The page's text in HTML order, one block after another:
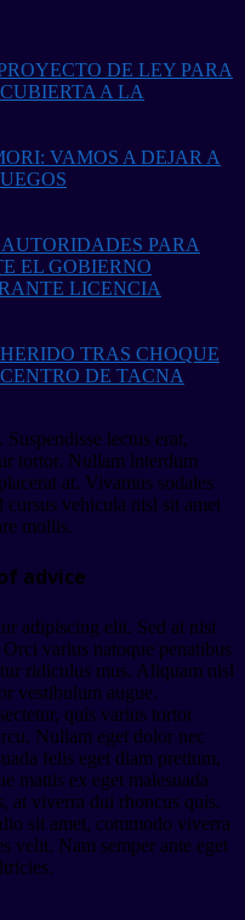
DE LEY PARA
A LA
VAMOS A DEJAR A
PARA
EL GOBIERNO
LICENCIA
TRAS CHOQUE
DE TACNA
lectus erat,
tortor. Nullam interdum
at. Vivamus sodales
vehicula nisl sit amet
mollis.
advice
adipiscing elit. Sed at nisi
varius natoque penatibus
ridiculus mus. Aliquam nisl
vestibulum augue.
quis varius tortor
Nullam eget dolor nec
felis eget diam pretium,
mattis ex eget malesuada
at viverra dui rhoncus quis.
sit amet, commodo viverra
velit. Nam semper ante eget